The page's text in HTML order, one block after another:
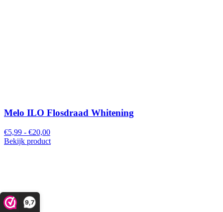
9,7
Melo ILO Flosdraad Whitening
€5,99 - €20,00
Bekijk product